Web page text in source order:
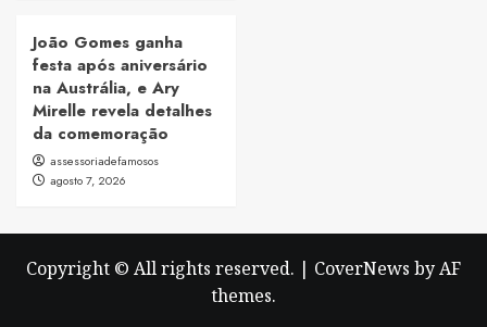
João Gomes ganha
festa após aniversário
na Austrália, e Ary
Mirelle revela detalhes
da comemoração
assessoriadefamosos
agosto 7, 2026
Copyright © All rights reserved. | CoverNews by AF
themes.